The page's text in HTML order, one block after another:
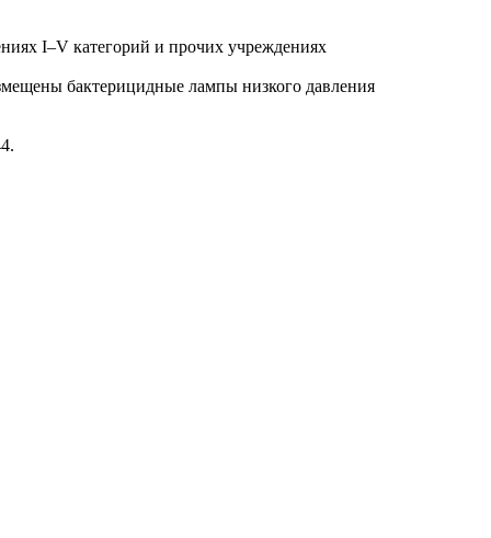
I–V категорий и прочих учреждениях
бактерицидные лампы низкого давления